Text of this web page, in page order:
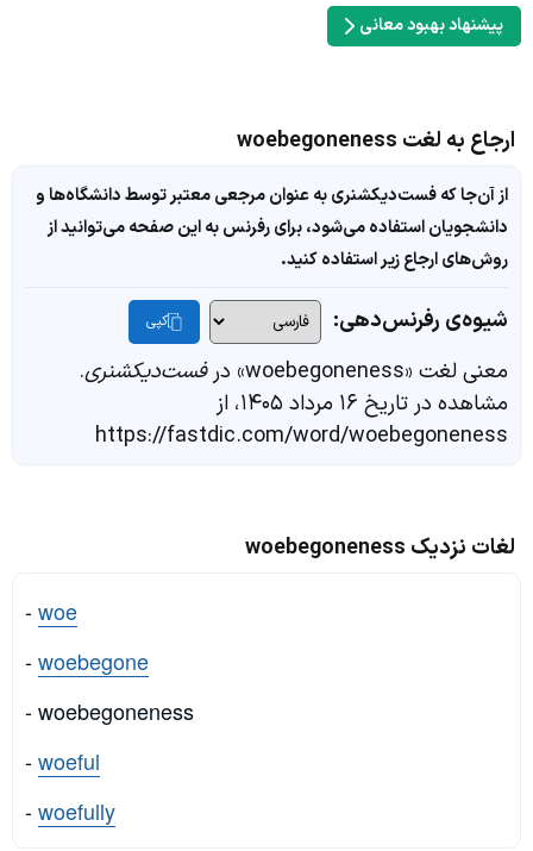
پیشنهاد بهبود معانی
ارجاع به لغت woebegoneness
از آن‌جا که فست‌دیکشنری به عنوان مرجعی معتبر توسط دانشگاه‌ها و
دانشجویان استفاده می‌شود، برای رفرنس به این صفحه می‌توانید از
روش‌های ارجاع زیر استفاده کنید.
شیوه‌ی رفرنس‌دهی: کپی
معنی لغت «woebegoneness» در فست‌دیکشنری.
مشاهده در تاریخ ۱۶ مرداد ۱۴۰۵، از
https://fastdic.com/word/woebegoneness
لغات نزدیک woebegoneness
-woe
-woebegone
- woebegoneness
-woeful
-woefully